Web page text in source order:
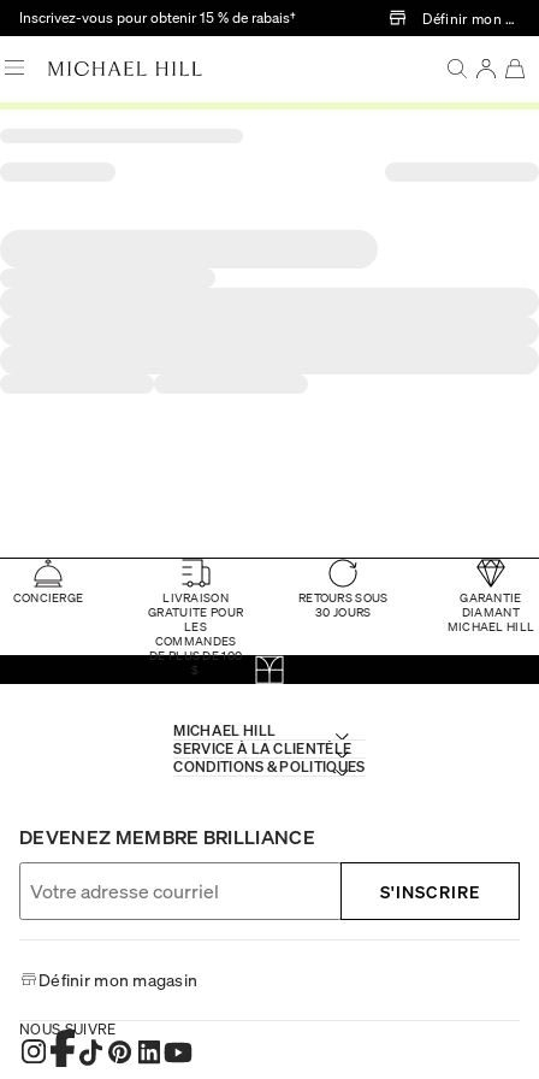
Passer au contenu principal
Inscrivez-vous pour obtenir 15 % de rabais† Définir mon
CONCIERGE
LIVRAISON
GRATUITE POUR
LES
COMMANDES
DE PLUS DE 100
$
RETOURS SOUS
30 JOURS
GARANTIE
DIAMANT
MICHAEL HILL
MICHAEL HILL
SERVICE À LA CLIENTÈLE
CONDITIONS & POLITIQUES
DEVENEZ MEMBRE BRILLIANCE
S'INSCRIRE
Définir mon magasin
NOUS SUIVRE